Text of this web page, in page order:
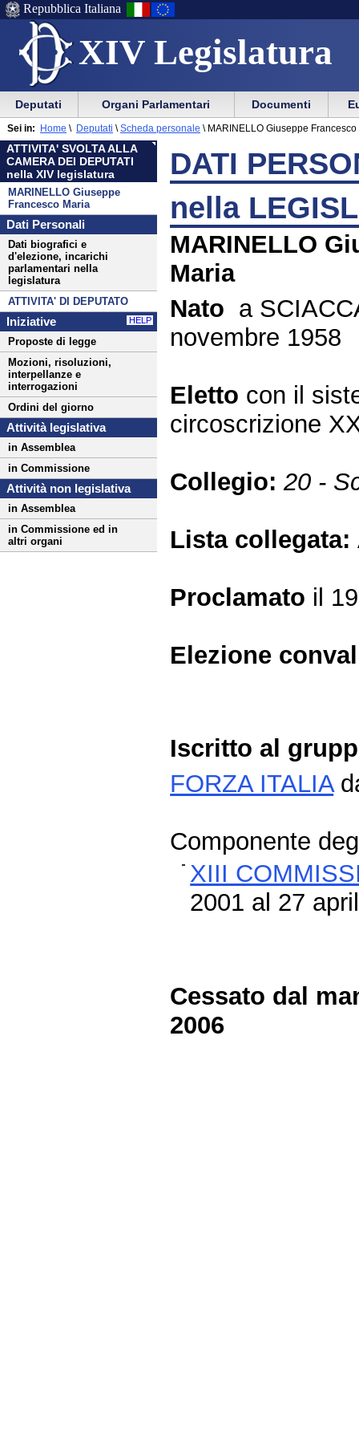
XIV Legislatura
Menu
di
ausilio
alla
navigazione
Vai
Menu
di
navigazione
principale
Repubblica Italiana
Menu
di
navigazione
principale
Vai
menu
di
sezione
Deputati Organi Parlamentari Documenti
ATTIVITA' SVOLTA ALLA
CAMERA DEI DEPUTATI
nella XIV legislatura
MARINELLO Giuseppe
Francesco Maria
Dati Personali
Dati biografici e
d'elezione, incarichi
parlamentari nella
legislatura
ATTIVITA' DI DEPUTATO
Iniziative HELP
Proposte di legge
Mozioni, risoluzioni,
interpellanze e
interrogazioni
Ordini del giorno
Attività legislativa
in Assemblea
in Commissione
Attività non legislativa
in Assemblea
in Commissione ed in
altri organi
Sei in: Home \ Deputati \ Scheda personale \ MARINELLO Giuseppe Francesco
DATI
nella
MARINELLO
Maria
Nato a
novembre 1958
Eletto con il
circoscrizione
Collegio:20 -
Lista collegata:
Proclamato il
Elezione
Iscritto al
FORZA ITALIA
Componente
XIII
2001 al 27
Cessato dal
2006